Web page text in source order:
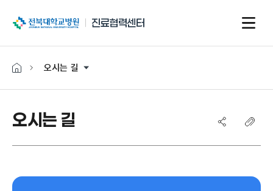
전북대학교병원
진료협력센터
오시는 길
오시는 길